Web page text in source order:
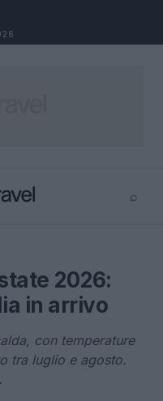
⌕
2026:
in arrivo
con temperature
tra luglio e agosto.